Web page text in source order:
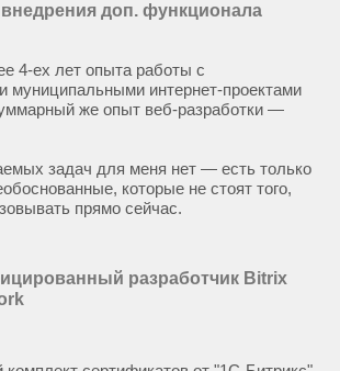
внедрения доп. функционала
4-ех лет опыта работы с
муниципальными интернет-проектами
же опыт веб-разработки —
задач для меня нет — есть только
которые не стоят того,
прямо сейчас.
разработчик Bitrix